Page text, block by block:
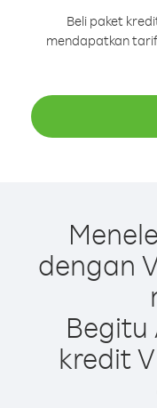
Beli paket
mendapatkan
dengan
Begitu
kredit